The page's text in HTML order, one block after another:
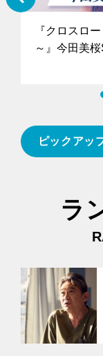
『クロスロ
～』今田美
ピックアッ
ラ